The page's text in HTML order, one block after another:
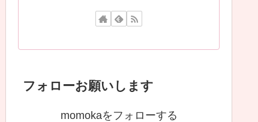
フォローお願いします
momokaをフォローする